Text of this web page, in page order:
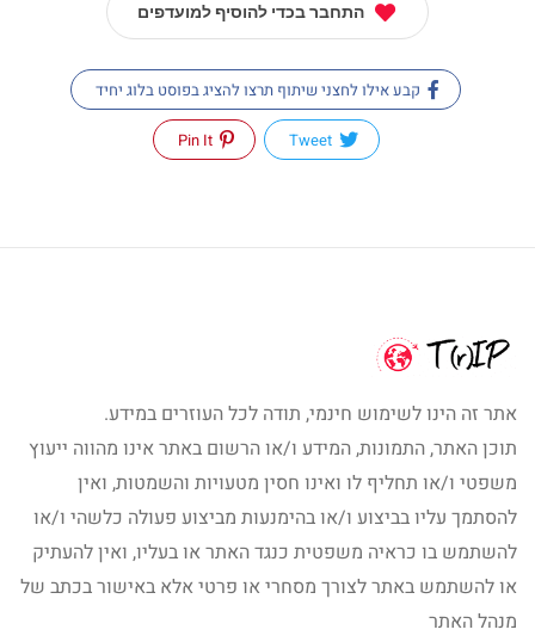
התחבר בכדי להוסיף למועדפים
קבע אילו לחצני שיתוף תרצו להציג בפוסט בלוג יחיד
Tweet
Pin It
אתר זה הינו לשימוש חינמי, תודה לכל העוזרים במידע.
תוכן האתר, התמונות, המידע ו/או הרשום באתר אינו מהווה ייעוץ
משפטי ו/או תחליף לו ואינו חסין מטעויות והשמטות, ואין
להסתמך עליו בביצוע ו/או בהימנעות מביצוע פעולה כלשהי ו/או
להשתמש בו כראיה משפטית כנגד האתר או בעליו, ואין להעתיק
או להשתמש באתר לצורך מסחרי או פרטי אלא באישור בכתב של
מנהל האתר